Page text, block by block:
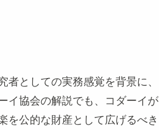
者としての実務感覚を背景に、
イ協会の解説でも、コダーイが
を公的な財産として広げるべき